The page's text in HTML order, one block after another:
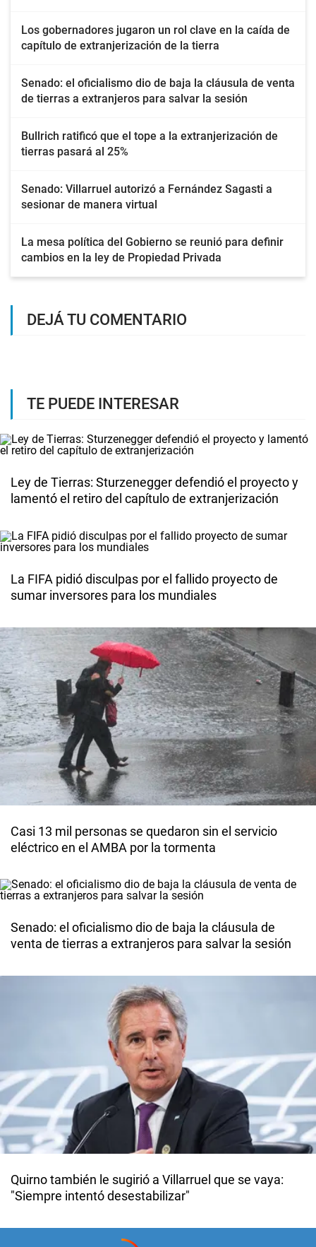
Los gobernadores jugaron un rol clave en la caída de
capítulo de extranjerización de la tierra
Senado: el oficialismo dio de baja la cláusula de venta
de tierras a extranjeros para salvar la sesión
Bullrich ratificó que el tope a la extranjerización de
tierras pasará al 25%
Senado: Villarruel autorizó a Fernández Sagasti a
sesionar de manera virtual
La mesa política del Gobierno se reunió para definir
cambios en la ley de Propiedad Privada
DEJÁ TU COMENTARIO
TE PUEDE INTERESAR
Ley de Tierras: Sturzenegger defendió el proyecto y
lamentó el retiro del capítulo de extranjerización
La FIFA pidió disculpas por el fallido proyecto de
sumar inversores para los mundiales
Casi 13 mil personas se quedaron sin el servicio
eléctrico en el AMBA por la tormenta
Senado: el oficialismo dio de baja la cláusula de
venta de tierras a extranjeros para salvar la sesión
Quirno también le sugirió a Villarruel que se vaya:
"Siempre intentó desestabilizar"